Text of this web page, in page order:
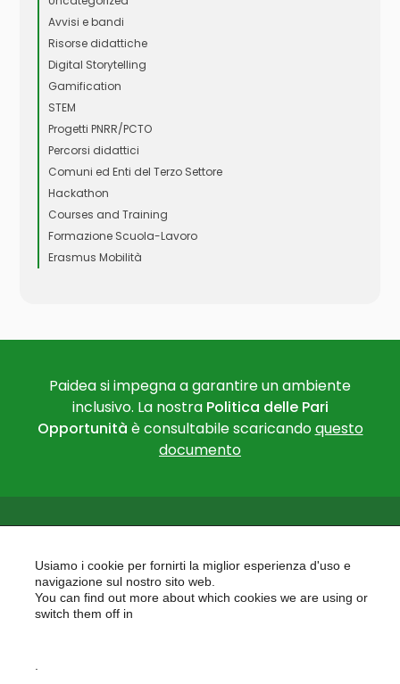
Avvisi e bandi
Risorse didattiche
Digital Storytelling
Gamification
STEM
Progetti PNRR/PCTO
Percorsi didattici
Comuni ed Enti del Terzo Settore
Hackathon
Courses and Training
Formazione Scuola-Lavoro
Erasmus Mobilità
Paidea si impegna a garantire un ambiente
inclusivo. La nostra Politica delle Pari
Opportunità è consultabile scaricandoquesto
documento
PAIDEA
Usiamo i cookie per fornirti la miglior esperienza d'uso e
navigazione sul nostro sito web.
You can find out more about which cookies we are using or
switch them off in